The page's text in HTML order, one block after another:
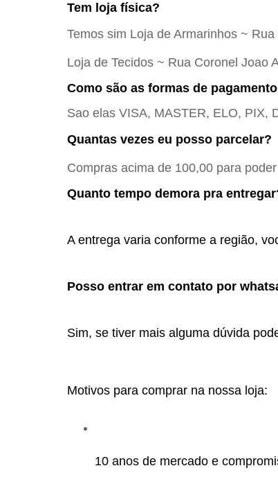
Tem loja física?
Temos sim Loja de Armarinhos ~
Loja de Tecidos ~ Rua Coronel Joao
Como são as formas de
Sao elas VISA, MASTER, ELO, PIX,
Quantas vezes eu posso parcelar?
Compras acima de 100,00 para
Quanto tempo demora pra
A entrega varia conforme a região,
Posso entrar em contato por
Sim, se tiver mais alguma dúvida
Motivos para comprar na nossa loja:
10 anos de mercado e